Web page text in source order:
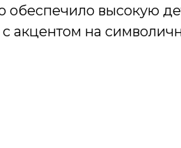
обеспечило высокую
акцентом на